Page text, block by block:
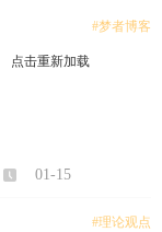
#梦者博客
点击重新加载
01-15
#理论观点